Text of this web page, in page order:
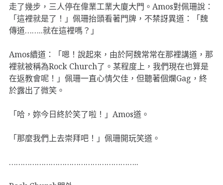
走了幾步，三人停在偉業工業大廈大門。Amos對佩珊說：
「這裡就是了！」佩珊抬頭看著門牌，不禁訝異道：「魏
傳道……..就在這裡嗎？」
Amos續道：「嗯！說起來，由於阿魏常常在那裡講道，那
裡就被稱為Rock Church了。某程度上，我們現在也算是
在返教會呢！」佩珊一直心情欠佳，但聽著個爛Gag，終
於露出了微笑。
「哈，妳今日終於笑了啦！」Amos道。
「那麼我們上去崇拜吧！」佩珊開玩笑道。
………………………………………………..